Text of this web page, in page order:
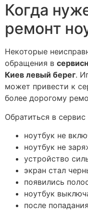
Когда
ремонт
Некоторые
обращения в
Киев левый берег.
может привести к
более дорогому
Обратиться в
ноутбук не
ноутбук не
устройство
экран стал
появились
ноутбук
после